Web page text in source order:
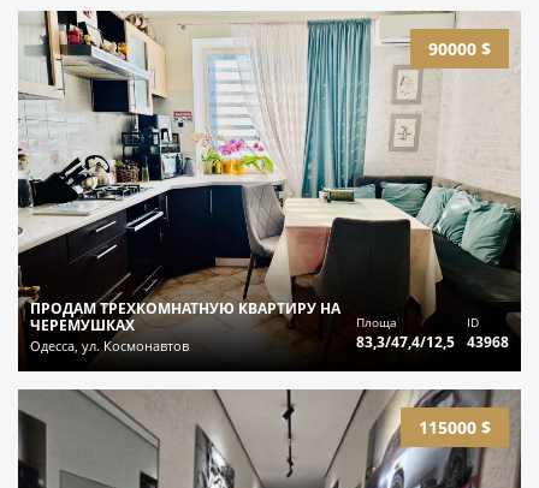
90000 $
ПРОДАМ ТРЕХКОМНАТНУЮ КВАРТИРУ НА
ЧЕРЕМУШКАХ
Одесса, ул. Космонавтов
Площа
83,3/47,4/12,5
ID
43968
115000 $